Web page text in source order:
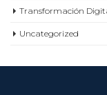
Transformación
Uncategorized